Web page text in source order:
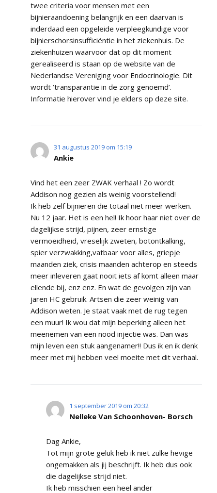
twee criteria voor mensen met een
bijnieraandoening belangrijk en een daarvan is
inderdaad een opgeleide verpleegkundige voor
bijnierschorsinsufficiëntie in het ziekenhuis. De
ziekenhuizen waarvoor dat op dit moment
gerealiseerd is staan op de website van de
Nederlandse Vereniging voor Endocrinologie. Dit
wordt ’transparantie in de zorg genoemd’.
Informatie hierover vind je elders op deze site.
31 augustus 2019 om 15:19
Ankie
Vind het een zeer ZWAK verhaal ! Zo wordt
Addison nog gezien als weinig voorstellend!
Ik heb zelf bijnieren die totaal niet meer werken.
Nu 12 jaar. Het is een hel! Ik hoor haar niet over de
dagelijkse strijd, pijnen, zeer ernstige
vermoeidheid, vreselijk zweten, botontkalking,
spier verzwakking,vatbaar voor alles, griepje
maanden ziek, crisis maanden achterop en steeds
meer inleveren gaat nooit iets af komt alleen maar
ellende bij, enz enz. En wat de gevolgen zijn van
jaren HC gebruik. Artsen die zeer weinig van
Addison weten. Je staat vaak met de rug tegen
een muur! Ik wou dat mijn beperking alleen het
meenemen van een nood injectie was. Dan was
mijn leven een stuk aangenamer!! Dus ik en ik denk
meer met mij hebben veel moeite met dit verhaal.
1 september 2019 om 20:32
Nelleke Van Schoonhoven- Borsch
Dag Ankie,
Tot mijn grote geluk heb ik niet zulke hevige
ongemakken als jij beschrijft. Ik heb dus ook
die dagelijkse strijd niet.
Ik heb misschien een heel ander